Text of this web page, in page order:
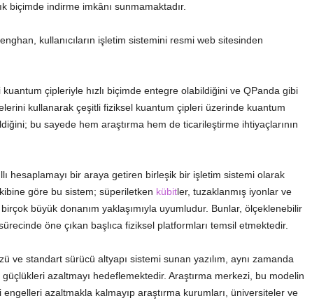
biçimde indirme imkânı sunmamaktadır.
kullanıcıların işletim sistemini resmi web sitesinden
kuantum çipleriyle hızlı biçimde entegre olabildiğini ve QPanda gibi
kullanarak çeşitli fiziksel kuantum çipleri üzerinde kuantum
bu sayede hem araştırma hem de ticarileştirme ihtiyaçlarının
hesaplamayı bir araya getiren birleşik bir işletim sistemi olarak
göre bu sistem; süperiletken kübitler, tuzaklanmış iyonlar ve
büyük donanım yaklaşımıyla uyumludur. Bunlar, ölçeklenebilir
öne çıkan başlıca fiziksel platformları temsil etmektedir.
ve standart sürücü altyapı sistemi sunan yazılım, aynı zamanda
azaltmayı hedeflemektedir. Araştırma merkezi, bu modelin
engelleri azaltmakla kalmayıp araştırma kurumları, üniversiteler ve